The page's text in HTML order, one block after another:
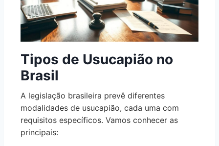
Tipos de Usucapião no
Brasil
A legislação brasileira prevê diferentes
modalidades de usucapião, cada uma com
requisitos específicos. Vamos conhecer as
principais: